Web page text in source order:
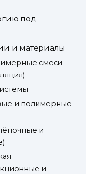
под
и материалы
смеси
и полимерные
и
и